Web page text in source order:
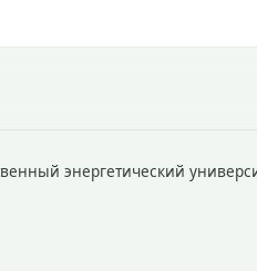
энергетический